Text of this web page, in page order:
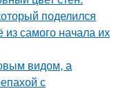
поделился
самого начала их
видом, а
с